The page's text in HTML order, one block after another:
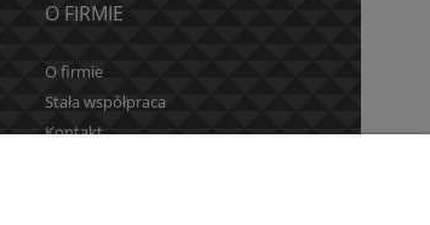
O FIRMIE
O firmie
Stała współpraca
Kontakt